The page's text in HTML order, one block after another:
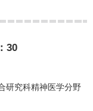
30
研究科精神医学分野